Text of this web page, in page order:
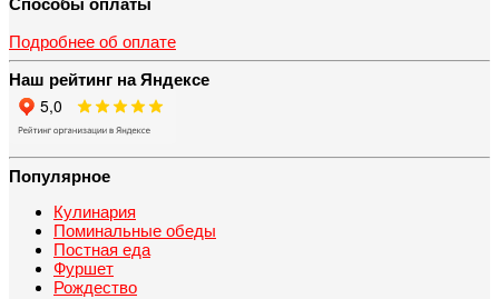
Способы оплаты
Подробнее об оплате
Наш рейтинг на Яндексе
Популярное
Кулинария
Поминальные обеды
Постная еда
Фуршет
Рождество